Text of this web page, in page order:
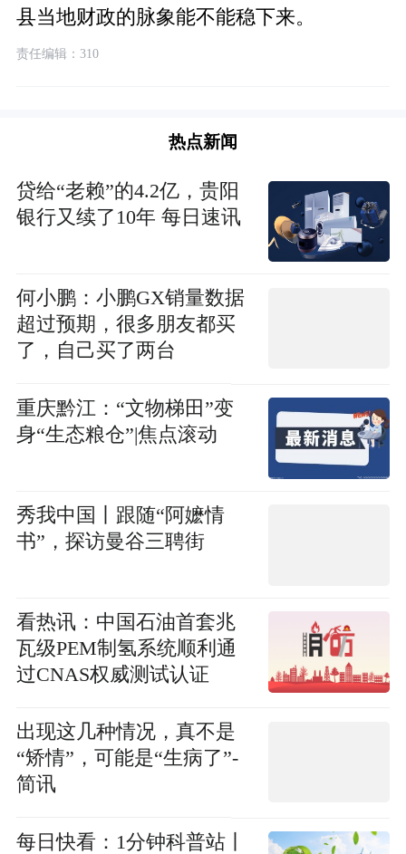
县当地财政的脉象能不能稳下来。
责任编辑：310
热点新闻
贷给“老赖”的4.2亿，贵阳
银行又续了10年 每日速讯
何小鹏：小鹏GX销量数据
超过预期，很多朋友都买
了，自己买了两台
重庆黔江：“文物梯田”变
身“生态粮仓”|焦点滚动
秀我中国丨跟随“阿嬷情
书”，探访曼谷三聘街
看热讯：中国石油首套兆
瓦级PEM制氢系统顺利通
过CNAS权威测试认证
出现这几种情况，真不是
“矫情”，可能是“生病了”-
简讯
每日快看：1分钟科普站丨